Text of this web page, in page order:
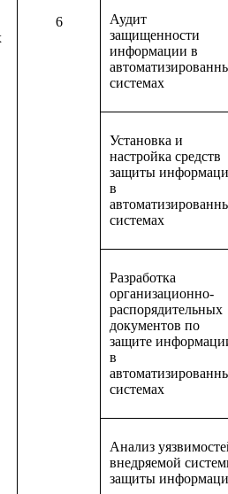
6
Аудит
защищенности
информации в
системах
Установка и
настройка средств
защиты
в
системах
Разработка
организационно-
распорядительных
документов по
защите
в
системах
Анализ
внедряемой
защиты